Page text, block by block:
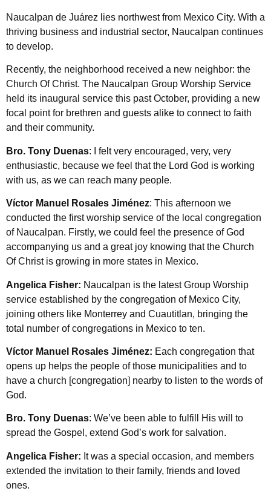
Naucalpan de Juárez lies northwest from Mexico City. With a
thriving business and industrial sector, Naucalpan continues
to develop.
Recently, the neighborhood received a new neighbor: the
Church Of Christ. The Naucalpan Group Worship Service
held its inaugural service this past October, providing a new
focal point for brethren and guests alike to connect to faith
and their community.
Bro. Tony Duenas: I felt very encouraged, very, very
enthusiastic, because we feel that the Lord God is working
with us, as we can reach many people.
Víctor Manuel Rosales Jiménez: This afternoon we
conducted the first worship service of the local congregation
of Naucalpan. Firstly, we could feel the presence of God
accompanying us and a great joy knowing that the Church
Of Christ is growing in more states in Mexico.
Angelica Fisher: Naucalpan is the latest Group Worship
service established by the congregation of Mexico City,
joining others like Monterrey and Cuautitlan, bringing the
total number of congregations in Mexico to ten.
Víctor Manuel Rosales Jiménez: Each congregation that
opens up helps the people of those municipalities and to
have a church [congregation] nearby to listen to the words of
God.
Bro. Tony Duenas: We’ve been able to fulfill His will to
spread the Gospel, extend God’s work for salvation.
Angelica Fisher: It was a special occasion, and members
extended the invitation to their family, friends and loved
ones.